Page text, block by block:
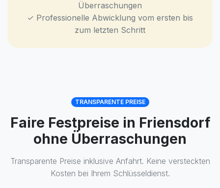
Überraschungen
✓ Professionelle Abwicklung vom ersten bis
zum letzten Schritt
TRANSPARENTE PREISE
Faire Festpreise in Friensdorf
ohne Überraschungen
Transparente Preise inklusive Anfahrt. Keine versteckten
Kosten bei Ihrem Schlüsseldienst.